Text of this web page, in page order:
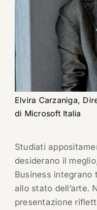
Elvira Carzaniga,
di Microsoft Italia
Studiati
desiderano il
Business integrano
allo stato dell’arte.
presentazione